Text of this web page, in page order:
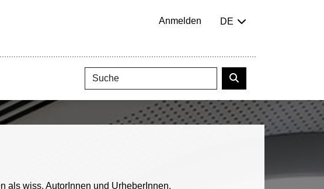
Anmelden DE
als wiss. AutorInnen und UrheberInnen.